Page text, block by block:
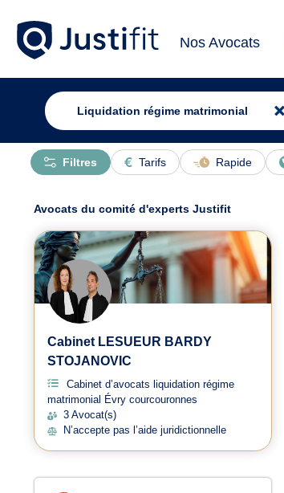
Nos Avocats
Tarifs Rapide
Filtres
Avocats du comité d'experts Justifit
Cabinet LESUEUR BARDY
STOJANOVIC
Cabinet d’avocats liquidation régime
matrimonial Évry courcouronnes
3 Avocat(s)
N’accepte pas l’aide juridictionnelle